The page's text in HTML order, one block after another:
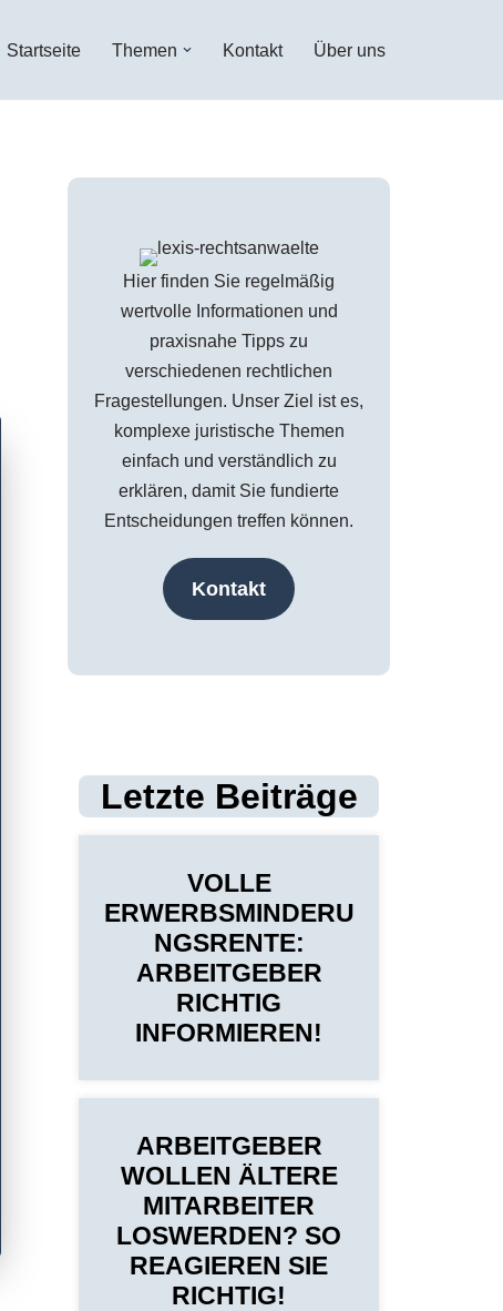
Startseite Themen Kontakt Über uns
Hier finden Sie regelmäßig
wertvolle Informationen und
praxisnahe Tipps zu
verschiedenen rechtlichen
Fragestellungen. Unser Ziel ist es,
komplexe juristische Themen
einfach und verständlich zu
erklären, damit Sie fundierte
Entscheidungen treffen können.
Kontakt
Letzte Beiträge
VOLLE
ERWERBSMINDERU
NGSRENTE:
ARBEITGEBER
RICHTIG
INFORMIEREN!
ARBEITGEBER
WOLLEN ÄLTERE
MITARBEITER
LOSWERDEN? SO
REAGIEREN SIE
RICHTIG!